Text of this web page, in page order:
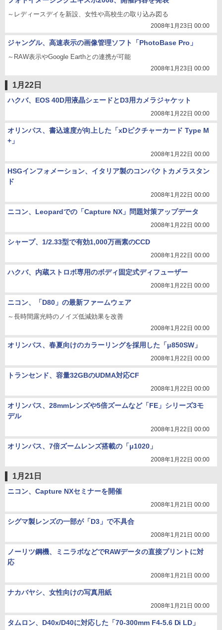
～レディースデイを新設、女性や高校生の取り込み図る
2008年1月23日 00:00
ジャングル、高速表示の画像管理ソフト「PhotoBase Pro」
～RAW表示やGoogle Earthとの連携が可能
2008年1月23日 00:00
1月22日
ハクバ、EOS 40D用液晶シェードとD3用カメラジャケット
2008年1月22日 00:00
オリンパス、書込速度が向上した「xDピクチャーカード Type M
+」
2008年1月22日 00:00
HSGインフォメーション、イタリア製のコンパクトカメラスタン
ド
2008年1月22日 00:00
ニコン、Leopardでの「Capture NX」問題対策アップデータ
2008年1月22日 00:00
シャープ、1/2.33型で有効1,000万画素のCCD
2008年1月22日 00:00
ハクバ、内蔵ストロボ専用のボディ固定式ディフューザー
2008年1月22日 00:00
ニコン、「D80」の最新ファームウェア
～長時間露光時のノイズ低減効果を改善
2008年1月22日 00:00
オリンパス、春夏向けのカラーリングを採用した「μ850SW」
2008年1月22日 00:00
トランセンド、容量32GBのUDMA対応CF
2008年1月22日 00:00
オリンパス、28mmレンズや5倍ズームなど「FE」シリーズ3モ
デル
2008年1月22日 00:00
オリンパス、7倍ズームレンズ搭載の「μ1020」
2008年1月22日 00:00
1月21日
ニコン、Capture NXセミナーを開催
2008年1月21日 00:00
シグマ製レンズの一部が「D3」で不具合
2008年1月21日 00:00
ノーリツ鋼機、ミニラボなどでRAWデータの直接プリントに対
応
2008年1月21日 00:00
ナカバヤシ、女性向けの写真用紙
2008年1月21日 00:00
タムロン、D40x/D40に対応した「70-300mm F4-5.6 Di LD」